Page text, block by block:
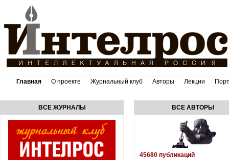
Главная О проекте Журнальный клуб Авторы Лекции
ВСЕ ЖУРНАЛЫ ВСЕ АВТОРЫ
45680 публикаций